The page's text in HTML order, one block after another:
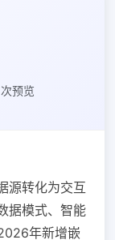
预览
源转化为交互
据模式、智能
年新增嵌